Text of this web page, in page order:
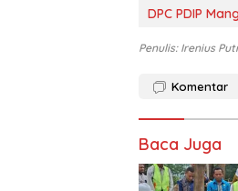
DPC PDIP
Penulis: Irenius
Komentar
Baca Juga